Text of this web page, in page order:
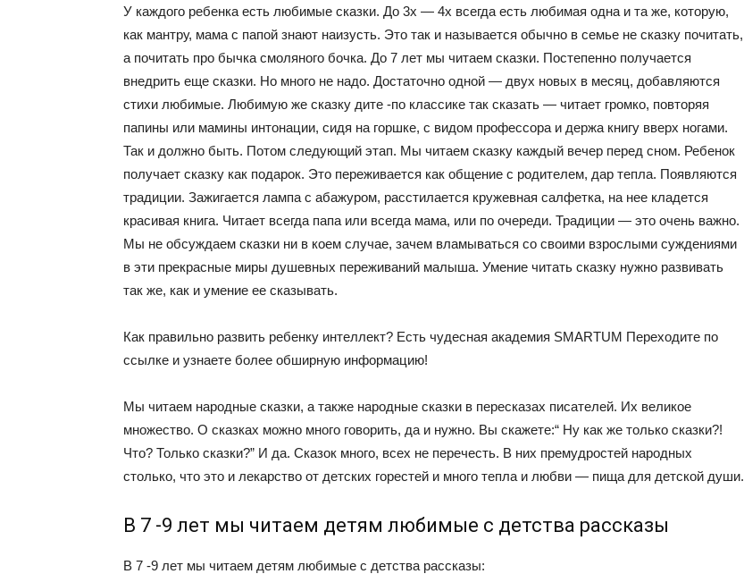
У каждого ребенка есть любимые сказки. До 3х — 4х всегда есть любимая одна и та же, которую,
как мантру, мама с папой знают наизусть. Это так и называется обычно в семье не сказку почитать,
а почитать про бычка смоляного бочка. До 7 лет мы читаем сказки. Постепенно получается
внедрить еще сказки. Но много не надо. Достаточно одной — двух новых в месяц, добавляются
стихи любимые. Любимую же сказку дите -по классике так сказать — читает громко, повторяя
папины или мамины интонации, сидя на горшке, с видом профессора и держа книгу вверх ногами.
Так и должно быть. Потом следующий этап. Мы читаем сказку каждый вечер перед сном. Ребенок
получает сказку как подарок. Это переживается как общение с родителем, дар тепла. Появляются
традиции. Зажигается лампа с абажуром, расстилается кружевная салфетка, на нее кладется
красивая книга. Читает всегда папа или всегда мама, или по очереди. Традиции — это очень важно.
Мы не обсуждаем сказки ни в коем случае, зачем вламываться со своими взрослыми суждениями
в эти прекрасные миры душевных переживаний малыша. Умение читать сказку нужно развивать
так же, как и умение ее сказывать.
Как правильно развить ребенку интеллект? Есть чудесная академия SMARTUM Переходите по
ссылке и узнаете более обширную информацию!
Мы читаем народные сказки, а также народные сказки в пересказах писателей. Их великое
множество. О сказках можно много говорить, да и нужно. Вы скажете:“ Ну как же только сказки?!
Что? Только сказки?” И да. Сказок много, всех не перечесть. В них премудростей народных
столько, что это и лекарство от детских горестей и много тепла и любви — пища для детской души.
В 7 -9 лет мы читаем детям любимые с детства рассказы
В 7 -9 лет мы читаем детям любимые с детства рассказы: